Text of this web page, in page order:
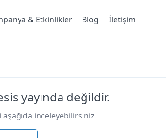
& Etkinlikler Blog İletişim
yayında değildir.
inceleyebilirsiniz.